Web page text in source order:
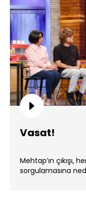
Vasat!
Mehtap’ın çıkışı,
sorgulamasına